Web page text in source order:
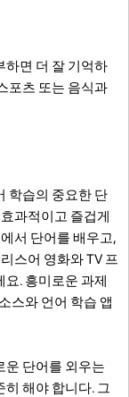
하면 더 잘 기억하
포츠 또는 음식과
학습의 중요한 단
과적이고 즐겁게
서 단어를 배우고,
스어 영화와 TV 프
. 흥미로운 과제
스와 언어 학습 앱
운 단어를 외우는
해야 합니다. 그